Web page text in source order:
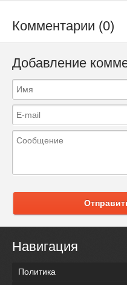
Комментарии (0)
Добавление
Навигация
Политика